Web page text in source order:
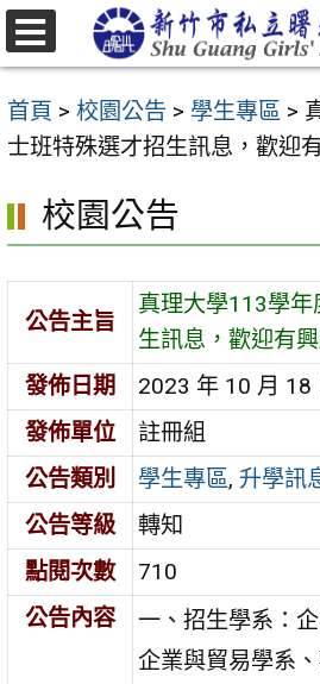
跳
至
要
內
區
首頁 > 校園公告 > 學生專區 >
士班特殊選才招生訊息，歡迎
校園公告
公告主旨
真理大學113學
生訊息，歡迎有
發佈日期
2023 年 10 月 18
發佈單位
註冊組
公告類別
學生專區, 升學訊
公告等級
轉知
點閱次數
710
公告內容
一、招生學系：
企業與貿易學系
選
單